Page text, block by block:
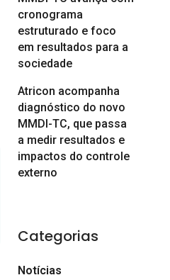
cronograma
estruturado e foco
em resultados para a
sociedade
Atricon acompanha
diagnóstico do novo
MMDI-TC, que passa
a medir resultados e
impactos do controle
externo
Categorias
Notícias